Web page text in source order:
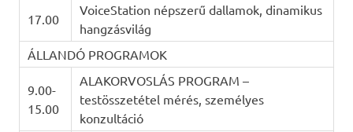
17.00
VoiceStation népszerű dallamok, dinamikus
hangzásvilág
ÁLLANDÓ PROGRAMOK
9.00-
15.00
ALAKORVOSLÁS PROGRAM –
testösszetétel mérés, személyes
konzultáció